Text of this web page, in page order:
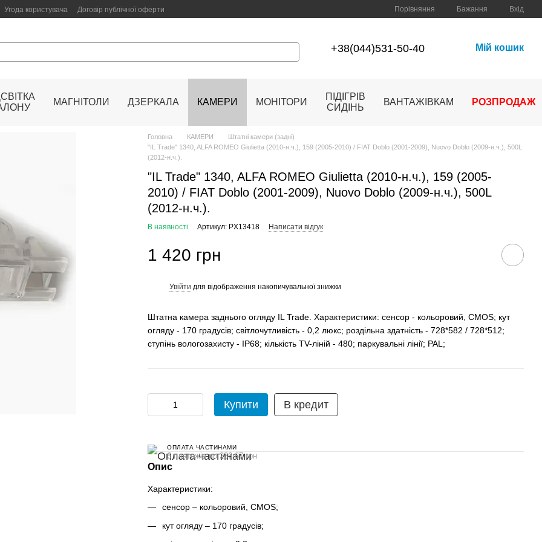
Угода користувача Договір публічної оферти Порівняння Бажання Вхід
+38(044)531-50-40 Мій кошик
МАГНІТОЛИ ДЗЕРКАЛА КАМЕРИ МОНІТОРИ
ПІДІГРІВ
СИДІНЬ
ВАНТАЖІВКАМ РОЗПРОДАЖ
Головна КАМЕРИ
Штатні камери (задні)
"IL Trade" 1340, ALFA ROMEO Giulietta (2010-н.ч.), 159 (2005-2010) / FIAT Doblo (2001-2009), Nuovo Doblo (2009-н.ч.), 500L
(2012-н.ч.).
"IL Trade" 1340, ALFA ROMEO Giulietta (2010-н.ч.), 159 (2005-
2010) / FIAT Doblo (2001-2009), Nuovo Doblo (2009-н.ч.), 500L
(2012-н.ч.).
В наявності Артикул: PX13418 Написати відгук
1 420 грн
Увійти для відображення накопичувальної знижки
Штатна камера заднього огляду IL Trade. Характеристики: сенсор - кольоровий, CMOS; кут
огляду - 170 градусів; світлочутливість - 0,2 люкс; роздільна здатність - 728*582 / 728*512;
ступінь вологозахисту - IP68; кількість TV-ліній - 480; паркувальні лінії; PAL;
Купити В кредит
ОПЛАТА ЧАСТИНАМИ
6 платежів по 236.67 грн
Опис
​​​​​​Характеристики:
сенсор – кольоровий, CMOS;
кут огляду – 170 градусів;